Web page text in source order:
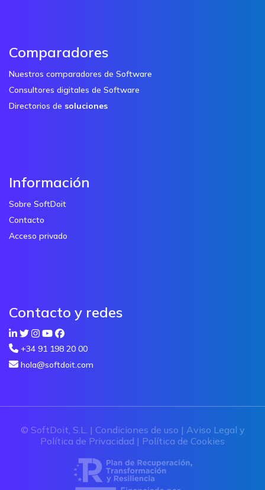
Comparadores
Nuestros comparadores de Software
Consultores digitales de Software
Directorios de soluciones
Información
Sobre SoftDoit
Contacto
Acceso privado
Contacto y redes
+34 91 198 20 00
hola@softdoit.com
© SoftDoit, S.L. | Condiciones de uso | Aviso Legal y
Política de Privacidad | Política de Cookies